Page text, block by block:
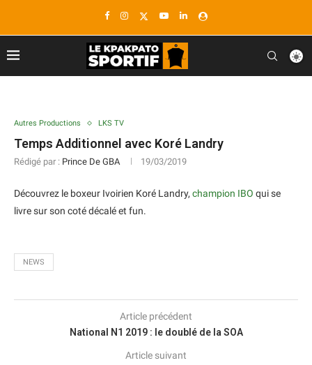
Autres Productions LKS TV
Temps Additionnel avec Koré Landry
Rédigé par : Prince De GBA 19/03/2019
Découvrez le boxeur Ivoirien Koré Landry, champion IBO qui se
livre sur son coté décalé et fun.
NEWS
Article précédent
National N1 2019 : le doublé de la SOA
Article suivant